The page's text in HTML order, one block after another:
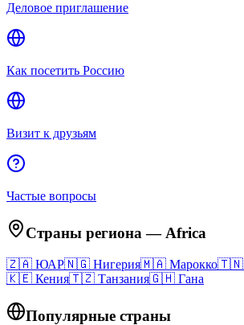
Деловое приглашение
Как посетить Россию
Визит к друзьям
Частые вопросы
Страны региона — Africa
🇿🇦 ЮАР🇳🇬 Нигерия🇲🇦 Марокко🇹🇳
🇰🇪 Кения🇹🇿 Танзания🇬🇭 Гана
Популярные страны